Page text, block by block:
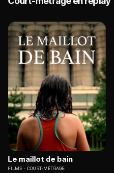
Le maillot de bain
FILMS COURT-MÉTRAGE